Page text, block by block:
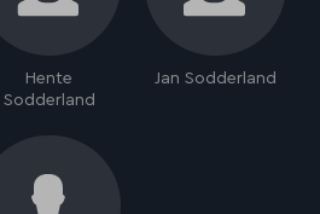
Hente
Sodderland
Jan Sodderland